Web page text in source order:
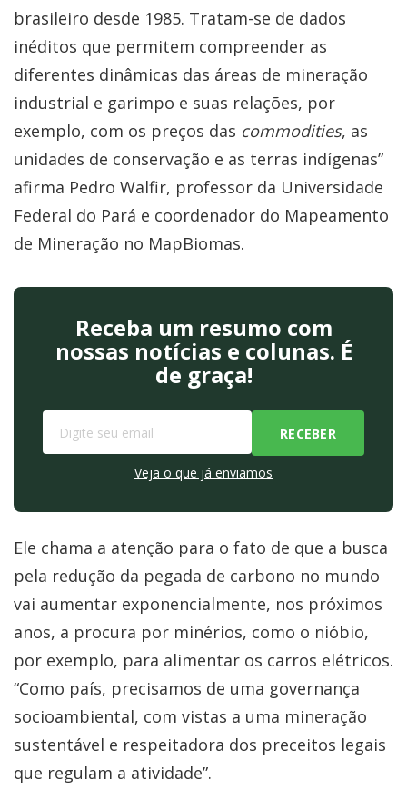
brasileiro desde 1985. Tratam-se de dados
inéditos que permitem compreender as
diferentes dinâmicas das áreas de mineração
industrial e garimpo e suas relações, por
exemplo, com os preços das commodities, as
unidades de conservação e as terras indígenas”
afirma Pedro Walfir, professor da Universidade
Federal do Pará e coordenador do Mapeamento
de Mineração no MapBiomas.
Receba um resumo com
nossas notícias e colunas. É
de graça!
Veja o que já enviamos
Ele chama a atenção para o fato de que a busca
pela redução da pegada de carbono no mundo
vai aumentar exponencialmente, nos próximos
anos, a procura por minérios, como o nióbio,
por exemplo, para alimentar os carros elétricos.
“Como país, precisamos de uma governança
socioambiental, com vistas a uma mineração
sustentável e respeitadora dos preceitos legais
que regulam a atividade”.